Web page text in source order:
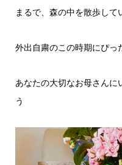
まるで、森の中を散歩して
外出自粛のこの時期にぴっ
あなたの大切なお母さんに
う